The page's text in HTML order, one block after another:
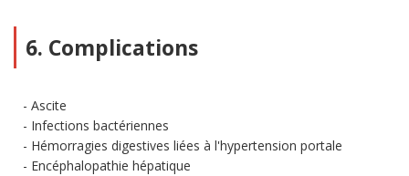
6. Complications
Ascite
Infections bactériennes
Hémorragies digestives liées à l'hypertension portale
Encéphalopathie hépatique